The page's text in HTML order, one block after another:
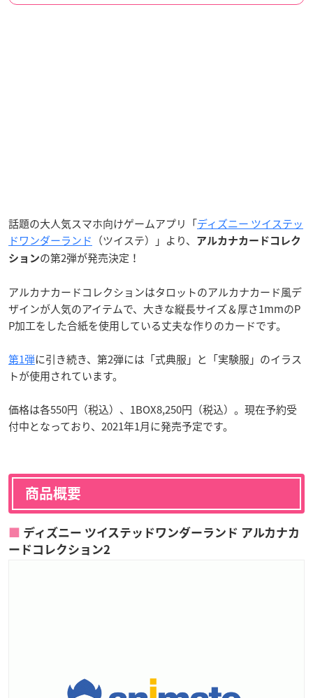
話題の大人気スマホ向けゲームアプリ「ディズニー ツイステッ
ドワンダーランド （ツイステ）」より、
アルカナカードコレク
ションの第2弾が発売決定！
アルカナカードコレクションはタロットのアルカナカード風デ
ザインが人気のアイテムで、大きな縦長サイズ＆厚さ1mmのP
P加工をした合紙を使用している丈夫な作りのカードです。
第1弾に引き続き、第2弾には「式典服」と「実験服」のイラス
トが使用されています。
価格は各550円（税込）、1BOX8,250円（税込）。現在予約受
付中となっており、2021年1月に発売予定です。
商品概要
ディズニー ツイステッドワンダーランド アルカナカ
ードコレクション2